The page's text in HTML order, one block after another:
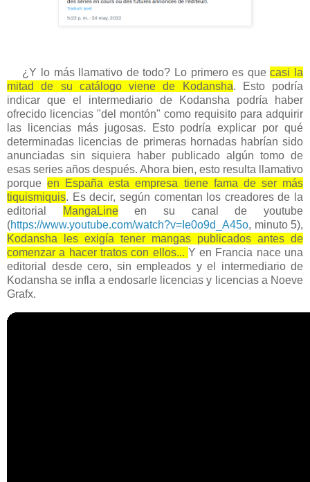
¿Y lo más llamativo de todo? Lo primero es quecasi la
mitad de su catálogo viene de Kodansha. Esto podría
indicar que el intermediario de Kodansha podría haber
ofrecido licencias "del montón" como requisito para adquirir
las licencias más jugosas. Esto podría explicar por qué
determinadas licencias de primeras hornadas habrían sido
anunciadas sin siquiera haber publicado algún tomo de
esas series años después. Ahora bien, esto resulta llamativo
porqueen España esta empresa tiene fama de ser más
tiquismiquis. Es decir, según comentan los creadores de la
editorial
MangaLineen su canal de youtube
(https://www.youtube.com/watch?v=Ie0o9d_A45o, minuto 5),
Kodansha les exigía tener mangas publicados antes de
comenzar a hacer tratos con ellos... Y en Francia nace una
editorial desde cero, sin empleados y el intermediario de
Kodansha se infla a endosarle licencias y licencias a Noeve
Grafx.